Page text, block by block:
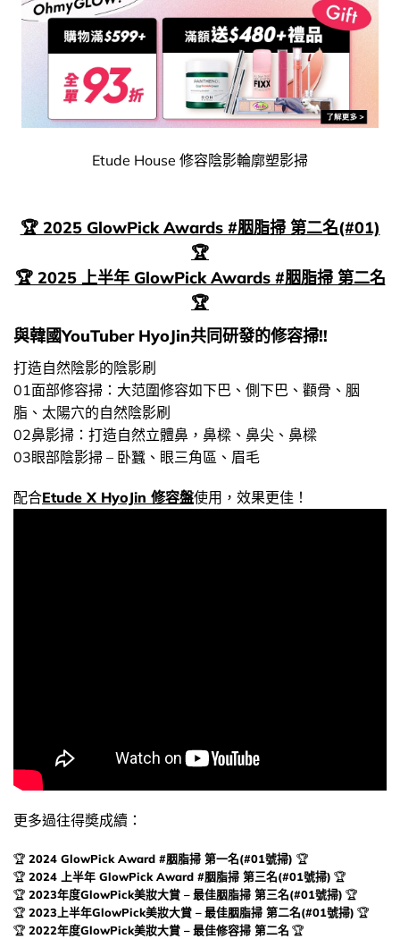
Etude House 修容陰影輪廓塑影掃
🏆 2025 GlowPick Awards #胭脂掃 第二名(#01)
🏆
🏆 2025 上半年 GlowPick Awards #胭脂掃 第二名
🏆
與韓國YouTuber HyoJin共同研發的修容掃!!
打造自然陰影的陰影刷
01面部修容掃：大范圍修容如下巴、側下巴、顴骨、胭
脂、太陽穴的自然陰影刷
02鼻影掃：打造自然立體鼻，鼻樑、鼻尖、鼻樑
03眼部陰影掃 – 卧蠶、眼三角區、眉毛
配合Etude X HyoJin 修容盤使用，效果更佳！
更多過往得奬成續：
🏆 2024 GlowPick Award #胭脂掃 第一名(#01號掃) 🏆
🏆 2024 上半年 GlowPick Award #胭脂掃 第三名(#01號掃) 🏆
🏆 2023年度GlowPick美妝大賞 – 最佳胭脂掃 第三名(#01號掃) 🏆
🏆 2023上半年GlowPick美妝大賞 – 最佳胭脂掃 第二名(#01號掃) 🏆
🏆 2022年度GlowPick美妝大賞 – 最佳修容掃 第二名 🏆